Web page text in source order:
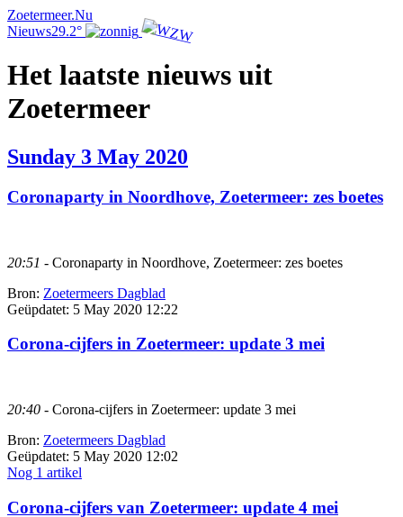
Zoetermeer.Nu
Nieuws29.2°
Het laatste nieuws uit
Zoetermeer
Sunday 3 May 2020
Coronaparty in Noordhove, Zoetermeer: zes boetes
20:51 - Coronaparty in Noordhove, Zoetermeer: zes boetes
Bron: Zoetermeers Dagblad
Geüpdatet: 5 May 2020 12:22
Corona-cijfers in Zoetermeer: update 3 mei
20:40 - Corona-cijfers in Zoetermeer: update 3 mei
Bron: Zoetermeers Dagblad
Geüpdatet: 5 May 2020 12:02
Nog 1 artikel
Corona-cijfers van Zoetermeer: update 4 mei